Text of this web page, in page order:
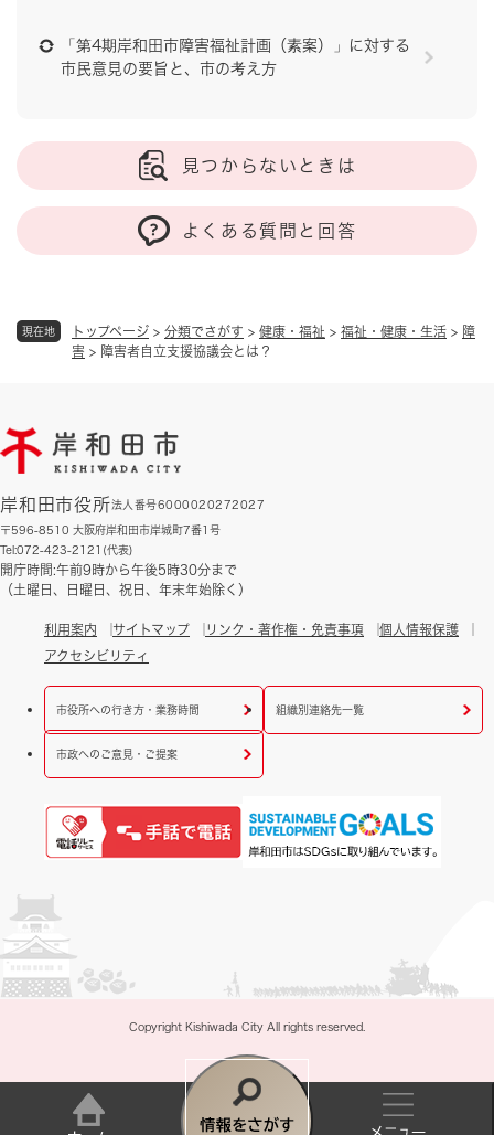
情
現在地 トップページ > 分類でさがす > 健康・福祉 > 福祉・健康・生活 > 障
害 > 障害者自立支援協議会とは？
「第4期岸和田市障害福祉計画（素案）」に対する
市民意見の要旨と、市の考え方
見つからないときは
よくある質問と回答
岸和田市役所法人番号6000020272027
〒596-8510 大阪府岸和田市岸城町7番1号
Tel:072-423-2121(代表)
開庁時間:午前9時から午後5時30分まで
（土曜日、日曜日、祝日、年末年始除く）
利用案内 サイトマップ リンク・著作権・免責事項
個人情報保護
アクセシビリティ
市役所への行き方・業務時間 組織別連絡先一覧
市政へのご意見・ご提案
Copyright Kishiwada City All rights reserved.